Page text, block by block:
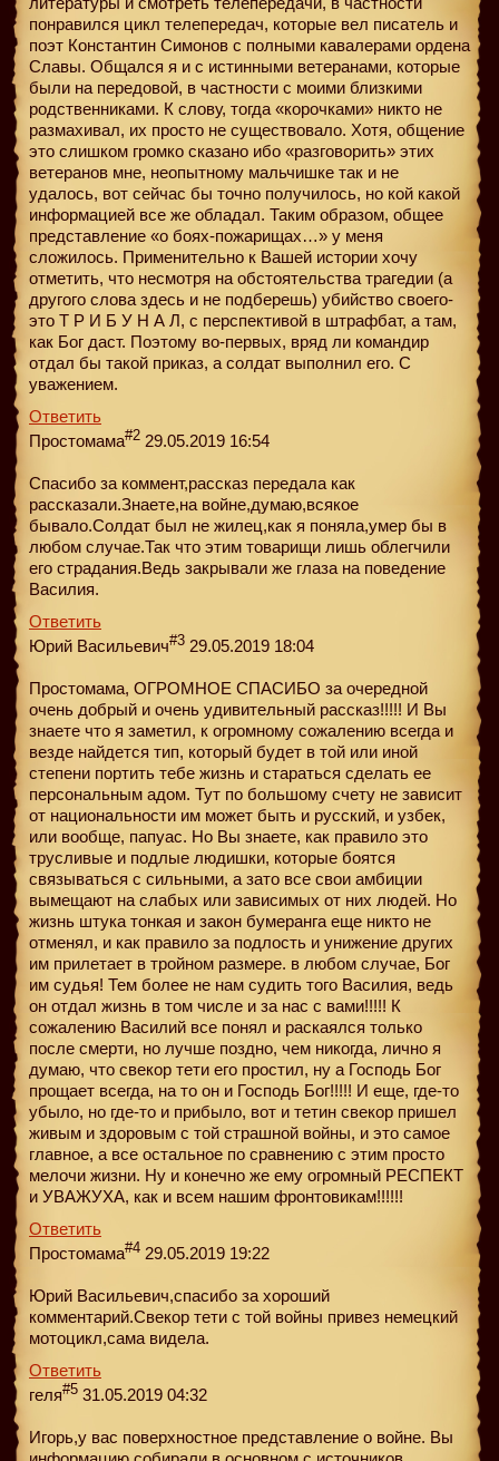
понравился цикл телепередач, которые вел писатель и
поэт Константин Симонов с полными кавалерами ордена
Славы. Общался я и с истинными ветеранами, которые
были на передовой, в частности с моими близкими
родственниками. К слову, тогда «корочками» никто не
размахивал, их просто не существовало. Хотя, общение
это слишком громко сказано ибо «разговорить» этих
ветеранов мне, неопытному мальчишке так и не
удалось, вот сейчас бы точно получилось, но кой какой
информацией все же обладал. Таким образом, общее
представление «о боях-пожарищах…» у меня
сложилось. Применительно к Вашей истории хочу
отметить, что несмотря на обстоятельства трагедии (а
другого слова здесь и не подберешь) убийство своего-
это Т Р И Б У Н А Л, с перспективой в штрафбат, а там,
как Бог даст. Поэтому во-первых, вряд ли командир
отдал бы такой приказ, а солдат выполнил его. С
уважением.
Ответить
Простомама#2 29.05.2019 16:54
Спасибо за коммент,рассказ передала как
рассказали.Знаете,на войне,думаю,всякое
бывало.Солдат был не жилец,как я поняла,умер бы в
любом случае.Так что этим товарищи лишь облегчили
его страдания.Ведь закрывали же глаза на поведение
Василия.
Ответить
Юрий Васильевич#3 29.05.2019 18:04
Простомама, ОГРОМНОЕ СПАСИБО за очередной
очень добрый и очень удивительный рассказ!!!!! И Вы
знаете что я заметил, к огромному сожалению всегда и
везде найдется тип, который будет в той или иной
степени портить тебе жизнь и стараться сделать ее
персональным адом. Тут по большому счету не зависит
от национальности им может быть и русский, и узбек,
или вообще, папуас. Но Вы знаете, как правило это
трусливые и подлые людишки, которые боятся
связываться с сильными, а зато все свои амбиции
вымещают на слабых или зависимых от них людей. Но
жизнь штука тонкая и закон бумеранга еще никто не
отменял, и как правило за подлость и унижение других
им прилетает в тройном размере. в любом случае, Бог
им судья! Тем более не нам судить того Василия, ведь
он отдал жизнь в том числе и за нас с вами!!!!! К
сожалению Василий все понял и раскаялся только
после смерти, но лучше поздно, чем никогда, лично я
думаю, что свекор тети его простил, ну а Господь Бог
прощает всегда, на то он и Господь Бог!!!!! И еще, где-то
убыло, но где-то и прибыло, вот и тетин свекор пришел
живым и здоровым с той страшной войны, и это самое
главное, а все остальное по сравнению с этим просто
мелочи жизни. Ну и конечно же ему огромный РЕСПЕКТ
и УВАЖУХА, как и всем нашим фронтовикам!!!!!!
Ответить
Простомама#4 29.05.2019 19:22
Юрий Васильевич,спасибо за хороший
комментарий.Свекор тети с той войны привез немецкий
мотоцикл,сама видела.
Ответить
геля#5 31.05.2019 04:32
Игорь,у вас поверхностное представление о войне. Вы